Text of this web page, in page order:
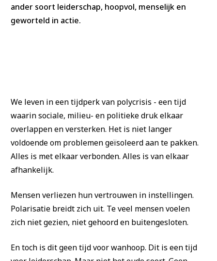
ander soort leiderschap, hoopvol, menselijk en
geworteld in actie.
We leven in een tijdperk van polycrisis - een tijd
waarin sociale, milieu- en politieke druk elkaar
overlappen en versterken. Het is niet langer
voldoende om problemen geïsoleerd aan te pakken.
Alles is met elkaar verbonden. Alles is van elkaar
afhankelijk.
Mensen verliezen hun vertrouwen in instellingen.
Polarisatie breidt zich uit. Te veel mensen voelen
zich niet gezien, niet gehoord en buitengesloten.
En toch is dit geen tijd voor wanhoop. Dit is een tijd